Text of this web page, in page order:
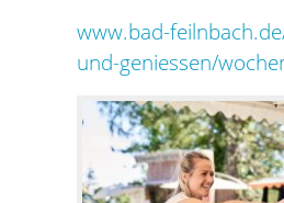
www.bad-
und-geniessen/